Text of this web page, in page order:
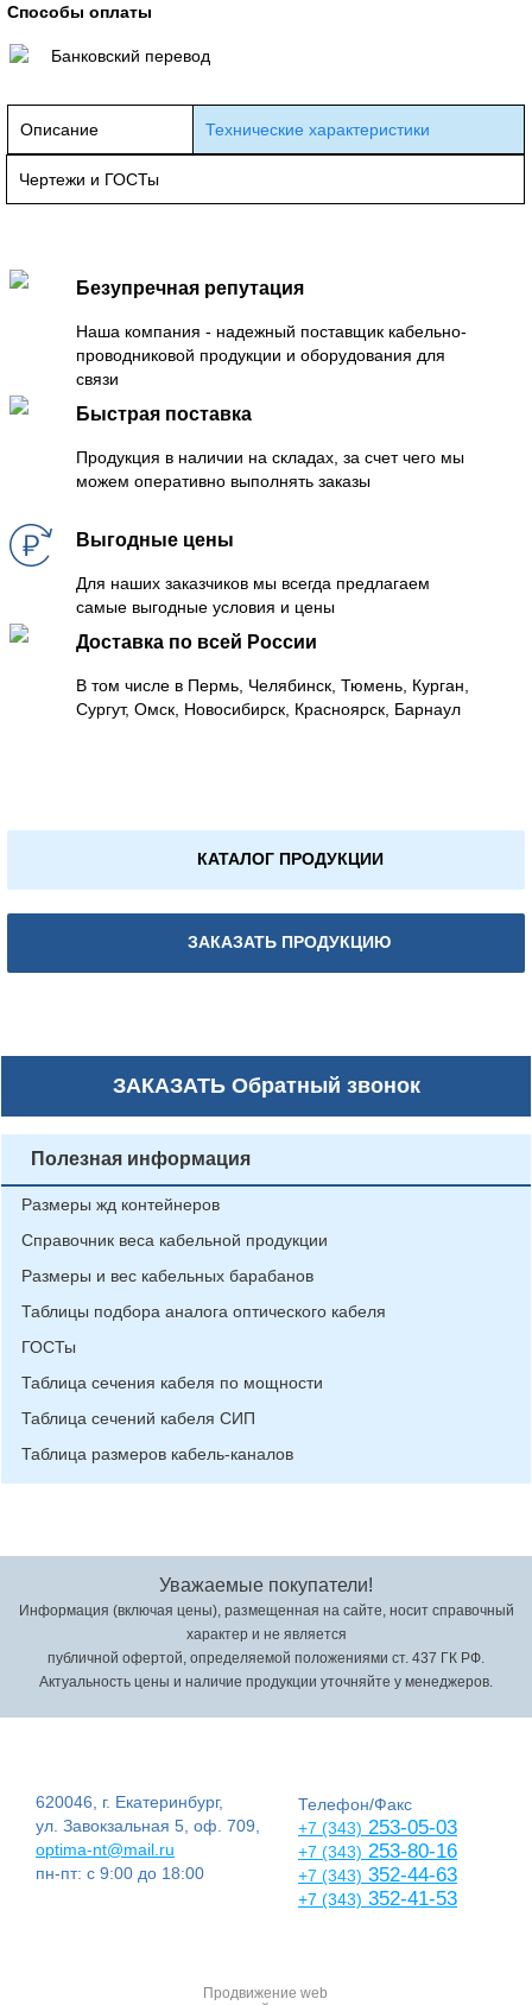
Способы оплаты
Банковский перевод
Описание Технические характеристики
Чертежи и ГОСТы
Безупречная репутация
Наша компания - надежный поставщик кабельно-
проводниковой продукции и оборудования для
связи
Быстрая поставка
Продукция в наличии на складах, за счет чего мы
можем оперативно выполнять заказы
Выгодные цены
Для наших заказчиков мы всегда предлагаем
самые выгодные условия и цены
Доставка по всей России
В том числе в Пермь, Челябинск, Тюмень, Курган,
Сургут, Омск, Новосибирск, Красноярск, Барнаул
КАТАЛОГ ПРОДУКЦИИ
ЗАКАЗАТЬ ПРОДУКЦИЮ
ЗАКАЗАТЬОбратный звонок
Полезная информация
Размеры жд контейнеров
Справочник веса кабельной продукции
Размеры и вес кабельных барабанов
Таблицы подбора аналога оптического кабеля
ГОСТы
Таблица сечения кабеля по мощности
Таблица сечений кабеля СИП
Таблица размеров кабель-каналов
Уважаемые покупатели!
Информация (включая цены), размещенная на сайте, носит справочный
характер и не является
публичной офертой, определяемой положениями ст. 437 ГК РФ.
Актуальность цены и наличие продукции уточняйте у менеджеров.
620046, г. Екатеринбург,
ул. Завокзальная 5, оф. 709,
optima-nt@mail.ru
пн-пт: с 9:00 до 18:00
Телефон/Факс
+7 (343) 253-05-03
+7 (343) 253-80-16
+7 (343) 352-44-63
+7 (343) 352-41-53
Продвижение web